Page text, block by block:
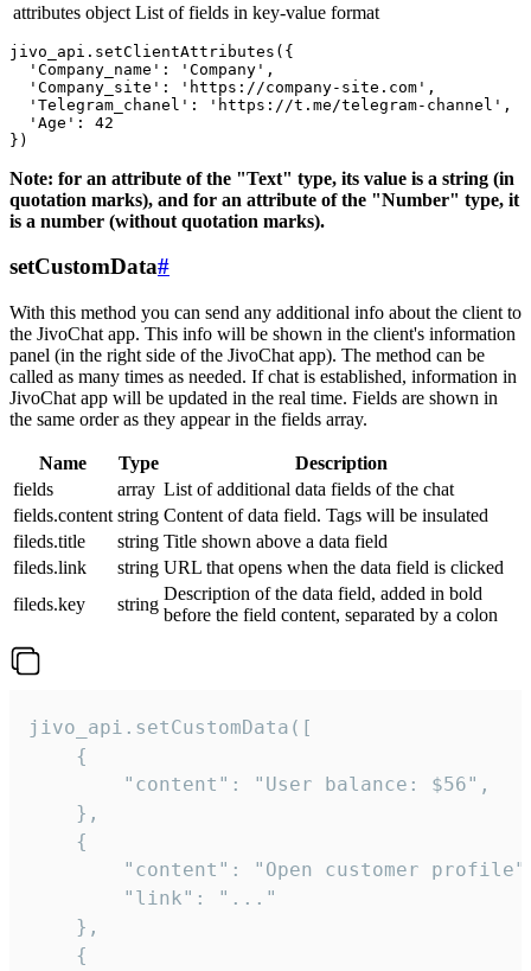
attributes object List of fields in key-value format
jivo_api.setClientAttributes({
  'Company_name': 'Company',
  'Company_site': 'https://company-site.com',
  'Telegram_chanel': 'https://t.me/telegram-channel',
  'Age': 42
Note: for an attribute of the "Text" type, its value is a string (in
quotation marks), and for an attribute of the "Number" type, it
is a number (without quotation marks).
setCustomData#
With this method you can send any additional info about the client to
the JivoChat app. This info will be shown in the client's information
panel (in the right side of the JivoChat app). The method can be
called as many times as needed. If chat is established, information in
JivoChat app will be updated in the real time. Fields are shown in
the same order as they appear in the fields array.
Name Type
Description
fields
array List of additional data fields of the chat
fields.content string Content of data field. Tags will be insulated
fileds.title
string Title shown above a data field
fileds.link
string URL that opens when the data field is clicked
fileds.key
string
Description of the data field, added in bold
before the field content, separated by a colon
jivo_api.setCustomData([
    {
        "content": "User balance: $56",
    },
    {
"content": "Open customer
        "link": "..."
    },
    {